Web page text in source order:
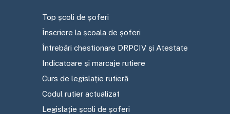
Top școli de șoferi
Înscriere la școala de șoferi
Întrebări chestionare DRPCIV și Atestate
Indicatoare și marcaje rutiere
Curs de legislație rutieră
Codul rutier actualizat
Legislație școli de șoferi